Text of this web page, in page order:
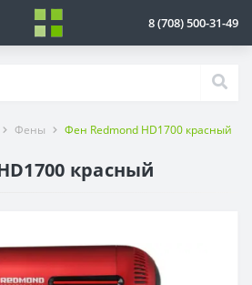
8 (708) 500-31-49
Фены Фен Redmond HD1700 красный
красный